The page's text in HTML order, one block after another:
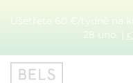
Ušetřete 60 €/týdně na
28 úno. |